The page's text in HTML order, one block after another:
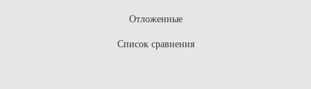
Отложенные
Список сравнения